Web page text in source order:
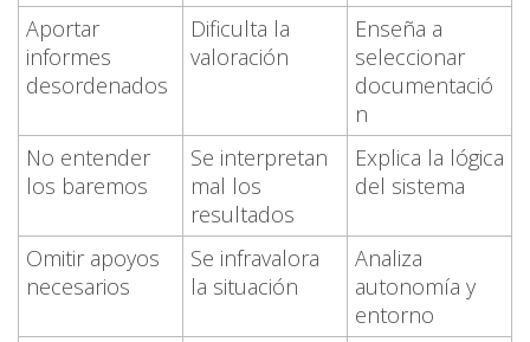
Aportar
informes
desordenados
Dificulta la
valoración
Enseña a
seleccionar
documentació
n
No entender
los baremos
Se interpretan
mal los
resultados
Explica la lógica
del sistema
Omitir apoyos
necesarios
Se infravalora
la situación
Analiza
autonomía y
entorno